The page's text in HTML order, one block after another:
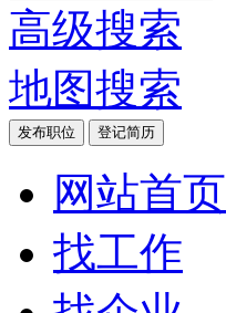
高级搜索
地图搜索
发布职位 登记简历
网站首页
找工作